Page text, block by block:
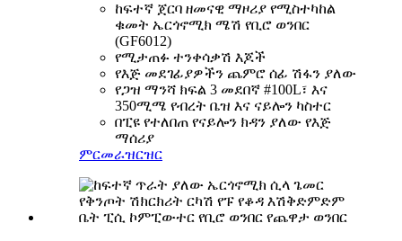
ከፍተኛ ጀርባ ዘመናዊ ማዞሪያ የሚስተካከል
ቁመት ኤርጎኖሚክ ሜሽ የቢሮ ወንበር
(GF6012)
የሚታጠፉ ተንቀሳቃሽ እጆች
የእጅ መደገፊያዎችን ጨምሮ ሰፊ ሽፋን ያለው
የጋዝ ማንሻ ክፍል 3 መደበኛ #100L፣ እና
350ሚሜ የብረት ቤዝ እና ናይሎን ካስተር
በፒዩ የተለበጠ የናይሎን ክዳን ያለው የእጅ
ማሰሪያ
ምርመራዝርዝር